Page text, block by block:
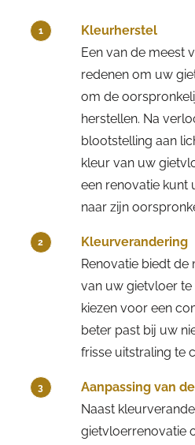
1
Kleurherstel
Een van de meest
redenen om uw
om de
herstellen. Na
blootstelling aan
kleur van uw
een renovatie kunt
naar zijn
2
Kleurverandering
Renovatie biedt
van uw gietvloer
kiezen voor een
beter past bij uw
frisse uitstraling te
3
Aanpassing van
Naast
gietvloerrenovatie